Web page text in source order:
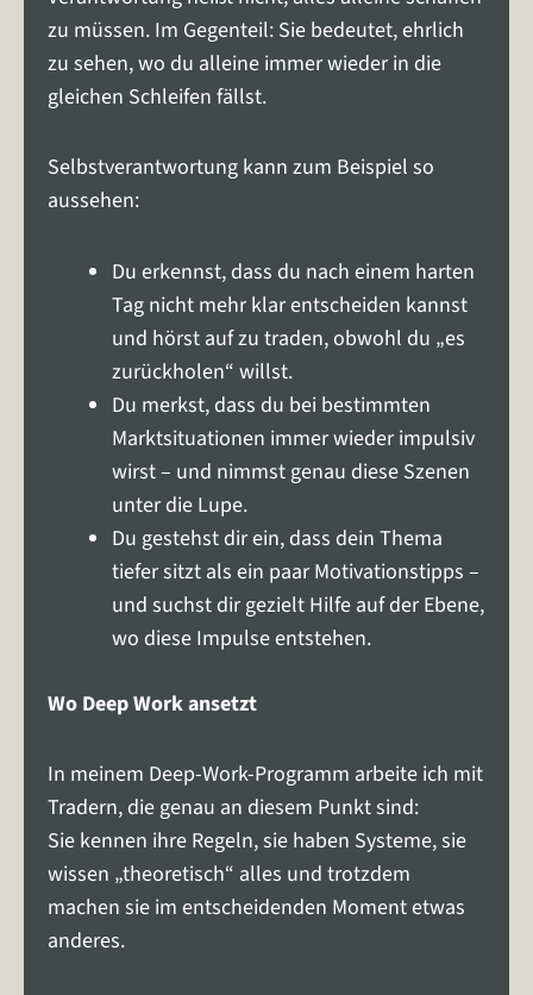
zu müssen. Im Gegenteil: Sie bedeutet, ehrlich
zu sehen, wo du alleine immer wieder in die
gleichen Schleifen fällst.
Selbstverantwortung kann zum Beispiel so
aussehen:
Du erkennst, dass du nach einem harten
Tag nicht mehr klar entscheiden kannst
und hörst auf zu traden, obwohl du „es
zurückholen“ willst.
Du merkst, dass du bei bestimmten
Marktsituationen immer wieder impulsiv
wirst – und nimmst genau diese Szenen
unter die Lupe.
Du gestehst dir ein, dass dein Thema
tiefer sitzt als ein paar Motivationstipps –
und suchst dir gezielt Hilfe auf der Ebene,
wo diese Impulse entstehen.
Wo Deep Work ansetzt
In meinem Deep-Work-Programm arbeite ich mit
Tradern, die genau an diesem Punkt sind:
Sie kennen ihre Regeln, sie haben Systeme, sie
wissen „theoretisch“ alles und trotzdem
machen sie im entscheidenden Moment etwas
anderes.